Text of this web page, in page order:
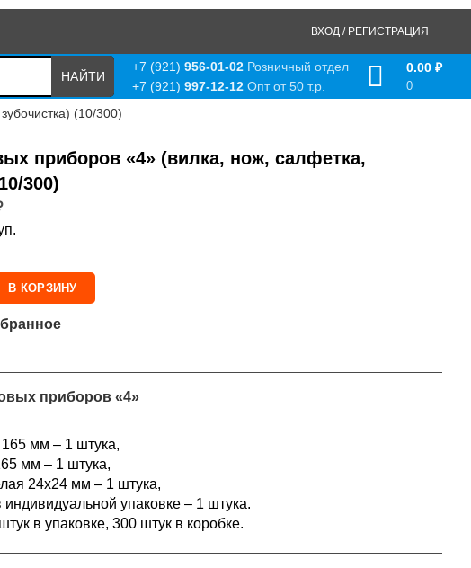
ВХОД / РЕГИСТРАЦИЯ
+7 (921) 956-01-02 Розничный отдел
+7 (921) 997-12-12 Опт от 50 т.р. 0
0.00 ₽
(10/300)
приборов «4» (вилка, нож, салфетка,
300)
В КОРЗИНУ
приборов «4»
мм – 1 штука,
мм – 1 штука,
24х24 мм – 1 штука,
индивидуальной упаковке – 1 штука.
в упаковке, 300 штук в коробке.